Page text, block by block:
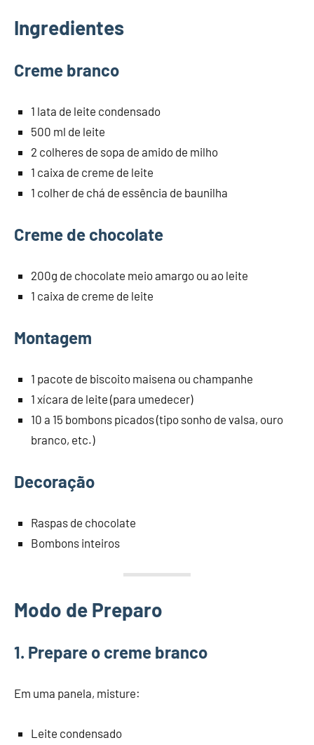
Ingredientes
Creme branco
1 lata de leite condensado
500 ml de leite
2 colheres de sopa de amido de milho
1 caixa de creme de leite
1 colher de chá de essência de baunilha
Creme de chocolate
200g de chocolate meio amargo ou ao leite
1 caixa de creme de leite
Montagem
1 pacote de biscoito maisena ou champanhe
1 xícara de leite (para umedecer)
10 a 15 bombons picados (tipo sonho de valsa, ouro
branco, etc.)
Decoração
Raspas de chocolate
Bombons inteiros
Modo de Preparo
1. Prepare o creme branco
Em uma panela, misture:
Leite condensado